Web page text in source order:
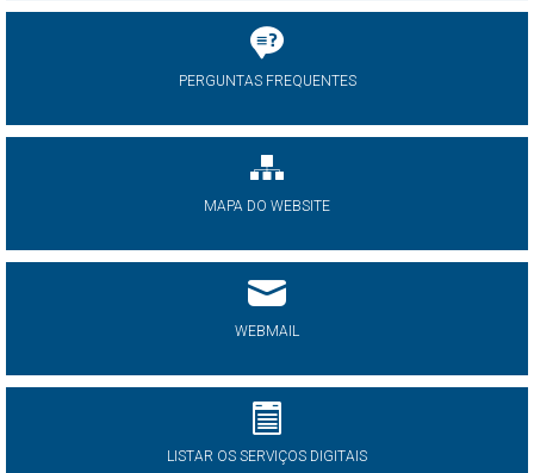
PERGUNTAS FREQUENTES
MAPA DO WEBSITE
WEBMAIL
LISTAR OS SERVIÇOS DIGITAIS